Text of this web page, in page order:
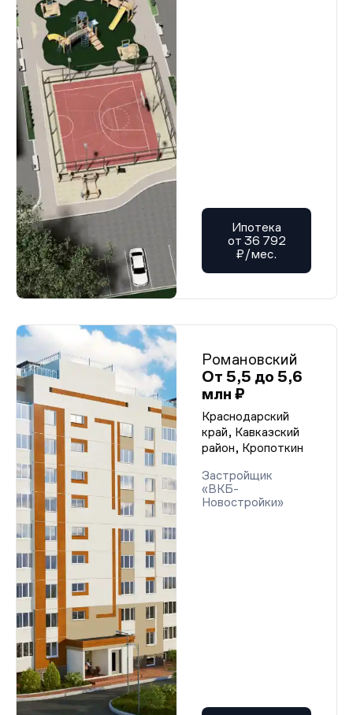
Ипотека
от 36 792
₽/мес.
Романовский
От 5,5 до 5,6
млн ₽
Краснодарский
край, Кавказский
район, Кропоткин
Застройщик
«ВКБ-
Новостройки»